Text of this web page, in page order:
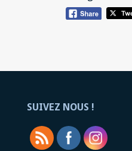
SUIVEZ NOUS !